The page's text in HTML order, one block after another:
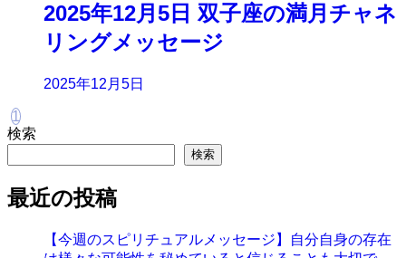
2025年12月5日 双子座の満月チャネ
リングメッセージ
2025年12月5日
1
検索
検索
最近の投稿
【今週のスピリチュアルメッセージ】自分自身の存在